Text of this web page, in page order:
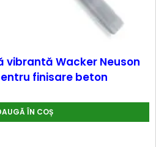
vibrantă Wacker Neuson
finisare beton
ÎN COȘ